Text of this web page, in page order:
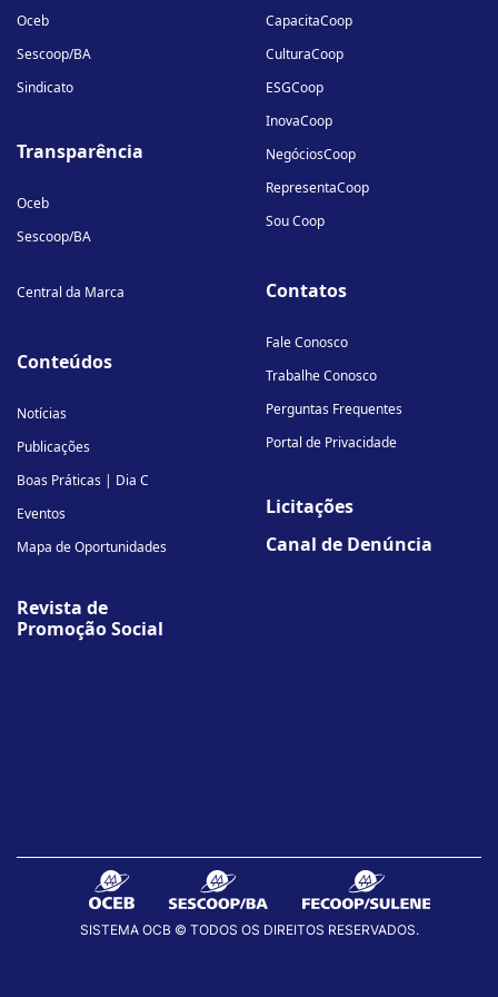
Oceb
Sescoop/BA
Sindicato
Transparência
Oceb
Sescoop/BA
Central da Marca
Conteúdos
Notícias
Publicações
Boas Práticas | Dia C
Eventos
Mapa de Oportunidades
Revista de
Promoção Social
CapacitaCoop
CulturaCoop
ESGCoop
InovaCoop
NegóciosCoop
RepresentaCoop
Sou Coop
Contatos
Fale Conosco
Trabalhe Conosco
Perguntas Frequentes
Portal de Privacidade
Licitações
Canal de Denúncia
SISTEMA OCB © TODOS OS DIREITOS RESERVADOS.